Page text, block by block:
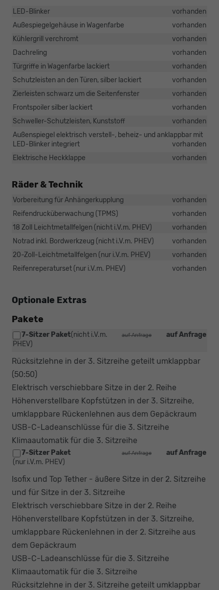
LED-Blinker
vorhanden
Außespiegelgehäuse in Wagenfarbe
vorhanden
Kühlergrill verchromt
vorhanden
Dachreling
vorhanden
Türgriffe in Wagenfarbe lackiert
vorhanden
Schutzleisten an den Türen, silber lackiert
vorhanden
Zierleisten schwarz um die Seitenfenster
vorhanden
Frontspoiler silber lackiert
vorhanden
Schweller-Schutzleisten, Kunststoff
vorhanden
Außenspiegel elektrisch verstell-, beheiz- und anklappbar mit
LED-Blinker integriert
vorhanden
Elektrische Heckklappe
vorhanden
Räder & Technik
Vorbereitung für Anhängerkupplung
vorhanden
Reifendrucküberwachung (TPMS)
vorhanden
18 Zoll Leichtmetallfelgen (nicht i.V.m. PHEV)
vorhanden
Notrad inkl. Bordwerkzeug (nicht i.V.m. PHEV)
vorhanden
20-Zoll-Leichtmetallfelgen (nur i.V.m. PHEV)
vorhanden
Reifenreperaturset (nur i.V.m. PHEV)
vorhanden
Optionale Extras
Pakete
auf Anfrage
auf Anfrage
7-Sitzer Paket(nicht i.V.m.
PHEV)
Rücksitzlehne in der 3. Sitzreihe geteilt umklappbar
(50:50)
Elektrisch verschiebbare Sitze in der 2. Reihe
Höhenverstellbare Kopfstützen in der 3. Sitzreihe,
umklappbare Rückenlehnen aus dem Gepäckraum
USB-C-Ladeanschlüsse für die 3. Sitzreihe
Klimaautomatik für die 3. Sitzreihe
auf Anfrage
auf Anfrage
7-Sitzer Paket
(nur i.V.m. PHEV)
Isofix und Top Tether - äußere Sitze in der 2. Sitzreihe
und für Sitze in der 3. Sitzreihe
Elektrisch verschiebbare Sitze in der 2. Reihe
Höhenverstellbare Kopfstützen in der 3. Sitzreihe,
umklappbare Rückenlehnen in der 2. Sitzreihe aus
dem Gepäckraum
USB-C-Ladeanschlüsse für die 3. Sitzreihe
Klimaautomatik für die 3. Sitzreihe
Rücksitzlehne in der 3. Sitzreihe geteilt umklappbar